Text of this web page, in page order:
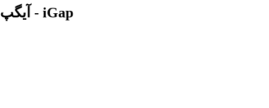
آیگپ - iGap